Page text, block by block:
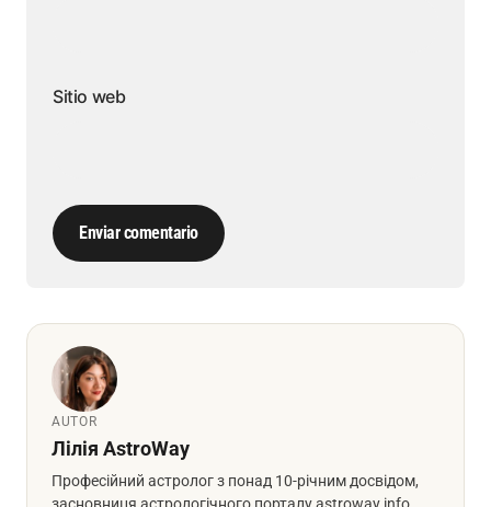
Sitio web
Enviar comentario
AUTOR
Лілія AstroWay
Професійний астролог з понад 10-річним досвідом,